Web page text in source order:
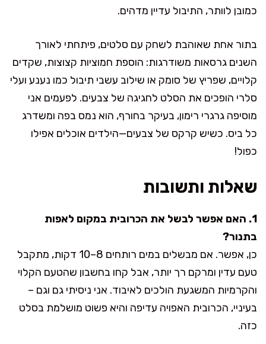
כמובן לוותר, התיבול עדיין מדהים.
בתור אחת שאוהבת לשחק עם סלטים, פיתחתי לאורך
השנים גרסאות משודרגות: הוספת חמוציות קצוצות, שקדים
קלויים, שפריץ של סומק או שילוב עשבי תיבול כמו נענע ועלי
סלרי הופכים את הסלט לחגיגה של צבעים. לפעמים אני
מוסיפה גרגרי רימון, בעיקר בחורף, הוא נמס בפה ומשדרג
כל ביס. כשיש קרקס של צבעים—הילדים אוכלים אפילו
כפול!
שאלות ותשובות
1. האם אפשר לבשל את הכרובית במקום לאפות
בתנור?
כן, אפשר. אם מבשלים במים רותחים 8–10 דקות, מתקבל
טעם עדין ומרקם רך יותר, אבל קחו בחשבון שהטעם הקלוי
והקרמיות המשגעת הולכים לאיבוד. אני ניסיתי גם וגם –
בעיניי, הכרובית האפויה עדיפה והיא פשוט מושלמת בסלט
כזה.